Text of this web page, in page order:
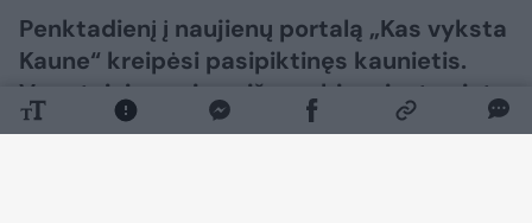
Penktadienį į naujienų portalą „Kas vyksta
Kaune“ kreipėsi pasipiktinęs kaunietis.
Vyro teigimu, viena iš svarbių miesto vietų
– Vytauto prospektas bei teritorija aplink